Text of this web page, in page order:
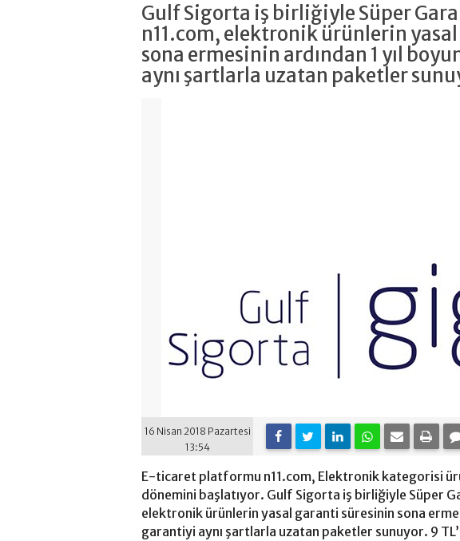
Gulf Sigorta iş birliğiyle Süper
n11.com, elektronik ürünlerin
sona ermesinin ardından 1 yıl
aynı şartlarla uzatan paketler
16 Nisan 2018 Pazartesi
13:54
E-ticaret platformu n11.com, Elektronik kategorisi
dönemini başlatıyor. Gulf Sigorta iş birliğiyle Süper
elektronik ürünlerin yasal garanti süresinin sona
garantiyi aynı şartlarla uzatan paketler sunuyor. 9